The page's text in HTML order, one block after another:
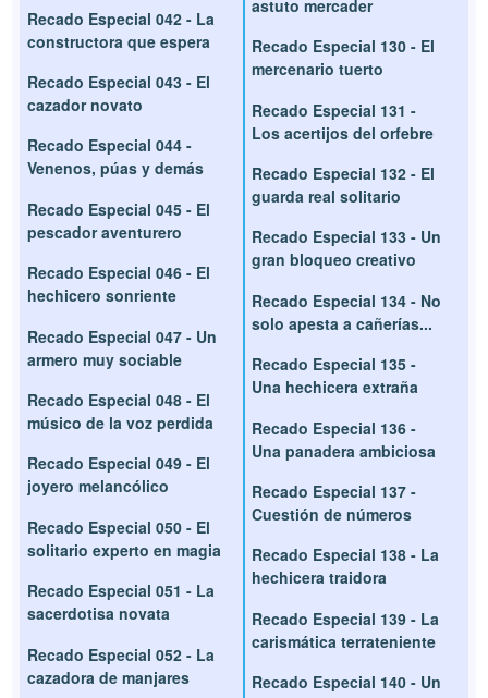
Recado Especial 042 - La
constructora que espera
Recado Especial 043 - El
cazador novato
Recado Especial 044 -
Venenos, púas y demás
Recado Especial 045 - El
pescador aventurero
Recado Especial 046 - El
hechicero sonriente
Recado Especial 047 - Un
armero muy sociable
Recado Especial 048 - El
músico de la voz perdida
Recado Especial 049 - El
joyero melancólico
Recado Especial 050 - El
solitario experto en magia
Recado Especial 051 - La
sacerdotisa novata
Recado Especial 052 - La
cazadora de manjares
astuto mercader
Recado Especial 130 - El
mercenario tuerto
Recado Especial 131 -
Los acertijos del orfebre
Recado Especial 132 - El
guarda real solitario
Recado Especial 133 - Un
gran bloqueo creativo
Recado Especial 134 - No
solo apesta a cañerías...
Recado Especial 135 -
Una hechicera extraña
Recado Especial 136 -
Una panadera ambiciosa
Recado Especial 137 -
Cuestión de números
Recado Especial 138 - La
hechicera traidora
Recado Especial 139 - La
carismática terrateniente
Recado Especial 140 - Un